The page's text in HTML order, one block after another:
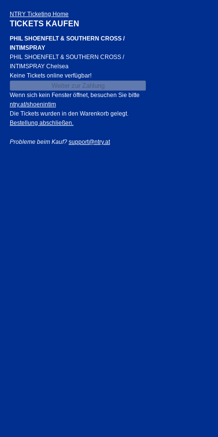
NTRY Ticketing Home
TICKETS KAUFEN
PHIL SHOENFELT & SOUTHERN CROSS /
INTIMSPRAY
PHIL SHOENFELT & SOUTHERN CROSS /
INTIMSPRAY Chelsea
Keine Tickets online verfügbar!
Weiter zur Zahlung
Wenn sich kein Fenster öffnet, besuchen Sie bitte
ntry.at/shoenintim
Die Tickets wurden in den Warenkorb gelegt.
Bestellung abschließen.
Probleme beim Kauf? support@ntry.at